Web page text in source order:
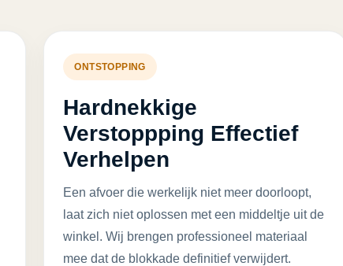
ONTSTOPPING
Hardnekkige
Verstoppping Effectief
Verhelpen
Een afvoer die werkelijk niet meer doorloopt,
laat zich niet oplossen met een middeltje uit de
winkel. Wij brengen professioneel materiaal
mee dat de blokkade definitief verwijdert.